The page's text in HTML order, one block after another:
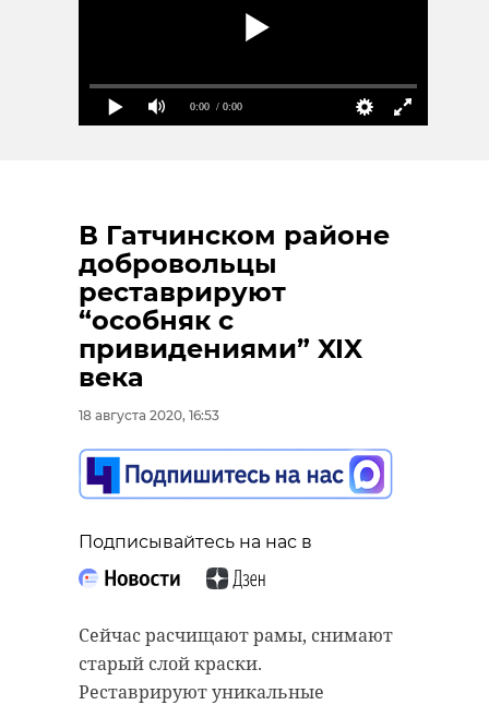
0:00 / 0:00
В Гатчинском районе
добровольцы
реставрируют
“особняк с
привидениями” XIX
века
18 августа 2020, 16:53
Подписывайтесь на нас в
Сейчас расчищают рамы, снимают
старый слой краски.
Реставрируют уникальные